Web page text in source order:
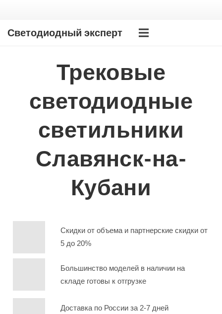
Светодиодный эксперт
Трековые
светодиодные
светильники
Славянск-на-
Кубани
Скидки от объема и партнерские скидки от
5 до 20%
Большинство моделей в наличии на
складе готовы к отгрузке
Доставка по России за 2-7 дней